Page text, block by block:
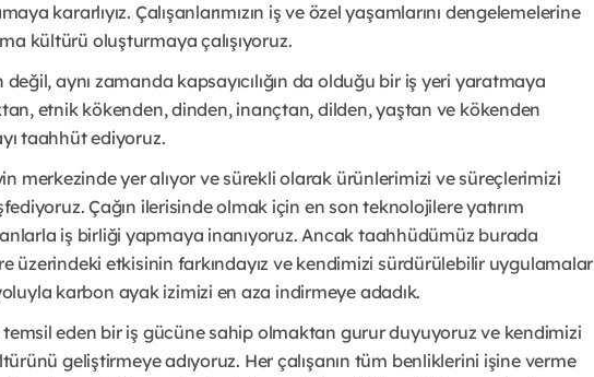
kararlıyız. Çalışanlarımızın iş ve özel yaşamlarını dengelemelerine
kültürü oluşturmaya çalışıyoruz.
aynı zamanda kapsayıcılığın da olduğu bir iş yeri yaratmaya
etnik kökenden, dinden, inançtan, dilden, yaştan ve kökenden
taahhüt ediyoruz.
merkezinde yer alıyor ve sürekli olarak ürünlerimizi ve süreçlerimizi
Çağın ilerisinde olmak için en son teknolojilere yatırım
iş birliği yapmaya inanıyoruz. Ancak taahhüdümüz burada
üzerindeki etkisinin farkındayız ve kendimizi sürdürülebilir uygulamalar
karbon ayak izimizi en aza indirmeye adadık.
eden bir iş gücüne sahip olmaktan gurur duyuyoruz ve kendimizi
geliştirmeye adıyoruz. Her çalışanın tüm benliklerini işine verme